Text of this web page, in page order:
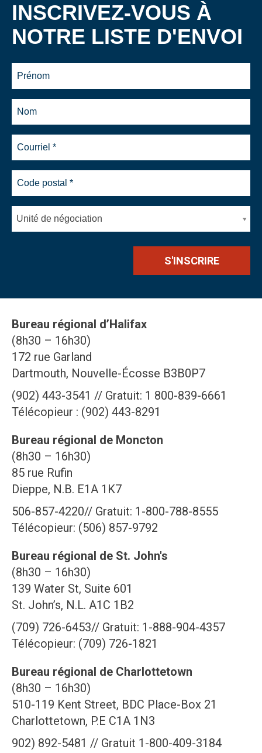
INSCRIVEZ-VOUS À
NOTRE LISTE D'ENVOI
Unité de négociation
Bureau régional d’Halifax
(8h30 – 16h30)
172 rue Garland
Dartmouth, Nouvelle-Écosse B3B0P7
(902) 443-3541 // Gratuit: 1 800-839-6661
Télécopieur : (902) 443-8291
Bureau régional de Moncton
(8h30 – 16h30)
85 rue Rufin
Dieppe, N.B. E1A 1K7
506-857-4220// Gratuit: 1-800-788-8555
Télécopieur: (506) 857-9792
Bureau régional de St. John's
(8h30 – 16h30)
139 Water St, Suite 601
St. John’s, N.L. A1C 1B2
(709) 726-6453// Gratuit: 1-888-904-4357
Télécopieur: (709) 726-1821
Bureau régional de Charlottetown
(8h30 – 16h30)
510-119 Kent Street, BDC Place-Box 21
Charlottetown, P.E C1A 1N3
902) 892-5481 // Gratuit 1-800-409-3184